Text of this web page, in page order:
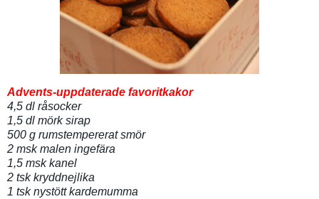
Advents-uppdaterade favoritkakor
4,5 dl råsocker
1,5 dl mörk sirap
500 g rumstempererat smör
2 msk malen ingefära
1,5 msk kanel
2 tsk kryddnejlika
1 tsk nystött kardemumma